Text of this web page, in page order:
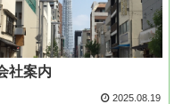
社案内
2025.08.19